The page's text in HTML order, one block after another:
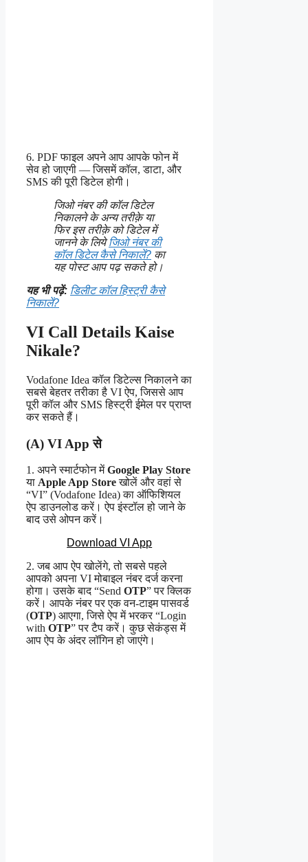
6. PDF फाइल अपने आप आपके फोन में
सेव हो जाएगी — जिसमें कॉल, डाटा, और
SMS की पूरी डिटेल होगी।
जिओ नंबर की कॉल डिटेल
निकालने के अन्य तरीक़े या
फिर इस तरीक़े को डिटेल में
जानने के लियेजिओ नंबर की
कॉल डिटेल कैसे निकालें? का
यह पोस्ट आप पढ़ सकते हो।
यह भी पढ़ें: डिलीट कॉल हिस्ट्री कैसे
निकालें?
VI Call Details Kaise
Nikale?
Vodafone Idea कॉल डिटेल्स निकालने का
सबसे बेहतर तरीका है VI ऐप, जिससे आप
पूरी कॉल और SMS हिस्ट्री ईमेल पर प्राप्त
कर सकते हैं।
(A) VI App से
1. अपने स्मार्टफोन मेंGoogle Play Store
या Apple App Storeखोलें और वहां से
“VI” (Vodafone Idea) का ऑफिशियल
ऐप डाउनलोड करें। ऐप इंस्टॉल हो जाने के
बाद उसे ओपन करें।
Download VI App
2. जब आप ऐप खोलेंगे, तो सबसे पहले
आपको अपना VI मोबाइल नंबर दर्ज करना
होगा। उसके बाद “Send OTP” पर क्लिक
करें। आपके नंबर पर एक वन-टाइम पासवर्ड
(OTP) आएगा, जिसे ऐप में भरकर “Login
with OTP” पर टैप करें। कुछ सेकंड्स में
आप ऐप के अंदर लॉगिन हो जाएंगे।